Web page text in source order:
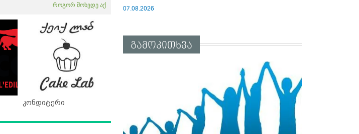
როგორ მოხვდე აქ
კონდიტერი
07.08.2026
გამოკითხვა